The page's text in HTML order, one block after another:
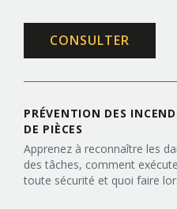
CONSULTER
PRÉVENTION DES
DE PIÈCES
Apprenez à reconnaître les
des tâches, comment
toute sécurité et quoi faire